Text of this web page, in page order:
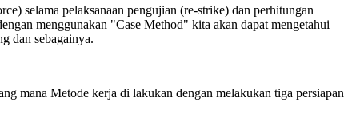
selama pelaksanaan pengujian (re-strike) dan perhitungan
menggunakan "Case Method" kita akan dapat mengetahui
dan sebagainya.
mana Metode kerja di lakukan dengan melakukan tiga persiapan